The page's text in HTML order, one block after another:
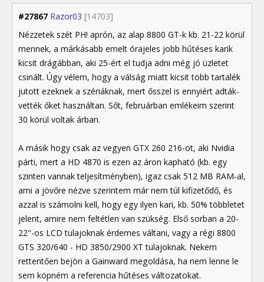
#27867 Razor03 [14703]
Nézzetek szét PH! aprón, az alap 8800 GT-k kb. 21-22 körül
mennek, a márkásabb emelt órajeles jobb hűtéses karik
kicsit drágábban, aki 25-ért el tudja adni még jó üzletet
csinált. Úgy vélem, hogy a válság miatt kicsit több tartalék
jutott ezeknek a szériáknak, mert ősszel is ennyiért adták-
vették őket használtan. Sőt, februárban emlékeim szerint
30 körül voltak árban.
A másik hogy csak az vegyen GTX 260 216-ot, aki Nvidia
párti, mert a HD 4870 is ezen az áron kapható (kb. egy
szinten vannak teljesítményben), igaz csak 512 MB RAM-al,
ami a jövőre nézve szerintem már nem túl kifizetődő, és
azzal is számolni kell, hogy egy ilyen kari, kb. 50% többletet
jelent, amire nem feltétlen van szükség. Első sorban a 20-
22"-os LCD tulajoknak érdemes váltani, vagy a régi 8800
GTS 320/640 - HD 3850/2900 XT tulajoknak. Nekem
rettentően bejön a Gainward megoldása, ha nem lenne le
sem köpném a referencia hűtéses változatokat.